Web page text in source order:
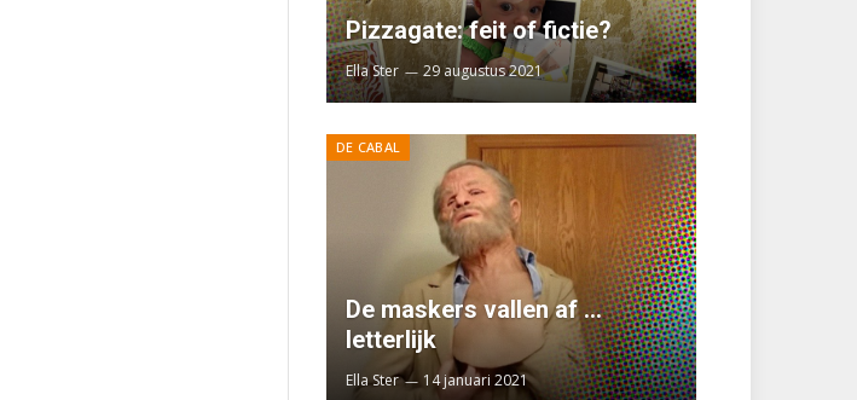
Pizzagate: feit of fictie?
Ella Ster 29 augustus 2021
DE CABAL
De maskers vallen af …
letterlijk
Ella Ster 14 januari 2021